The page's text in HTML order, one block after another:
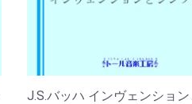
J.S.バッハ インヴェンショ